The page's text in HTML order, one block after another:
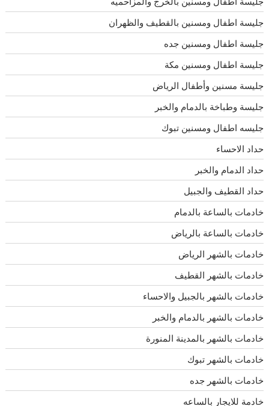
جليسة اطفال ومسنين بالقطيف والظهران
جليسة اطفال ومسنين جده
جليسة اطفال ومسنين مكة
جليسة مسنين وأطفال الرياض
جليسة وطباخة بالدمام والخبر
جليسه اطفال ومسنين تبوك
حداد الاحساء
حداد الدمام والخبر
حداد القطيف والجبيل
خادمات بالساعة بالدمام
خادمات بالساعة بالرياض
خادمات بالشهر الرياض
خادمات بالشهر القطيف
خادمات بالشهر بالجبيل والاحساء
خادمات بالشهر بالدمام والخبر
خادمات بالشهر بالمدينة المنورة
خادمات بالشهر تبوك
خادمات بالشهر جده
خادمة للايجار بالساعه